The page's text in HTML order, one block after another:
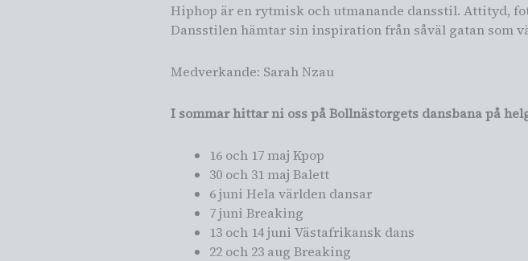
Hiphop är en rytmisk och utmanande dansstil. Attityd,
Dansstilen hämtar sin inspiration från såväl gatan som
Medverkande: Sarah Nzau
I sommar hittar ni oss på Bollnästorgets dansbana på
16 och 17 maj Kpop
30 och 31 maj Balett
6 juni Hela världen dansar
7 juni Breaking
13 och 14 juni Västafrikansk dans
22 och 23 aug Breaking